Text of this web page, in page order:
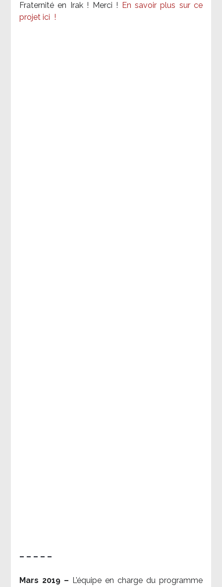
Fraternité en Irak ! Merci !
En savoir plus sur ce
projet ici !
– – – – –
Mars 2019 – L’équipe en charge du programme